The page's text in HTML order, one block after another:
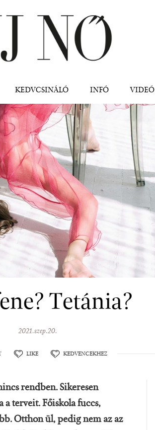
KEDVCSINÁLÓ INFÓ VIDEÓ
Tetánia?
2021.szep.20.
LIKE KEDVENCEKHEZ
rendben. Sikeresen
a terveit. Főiskola fuccs,
Otthon ül, pedig nem az az